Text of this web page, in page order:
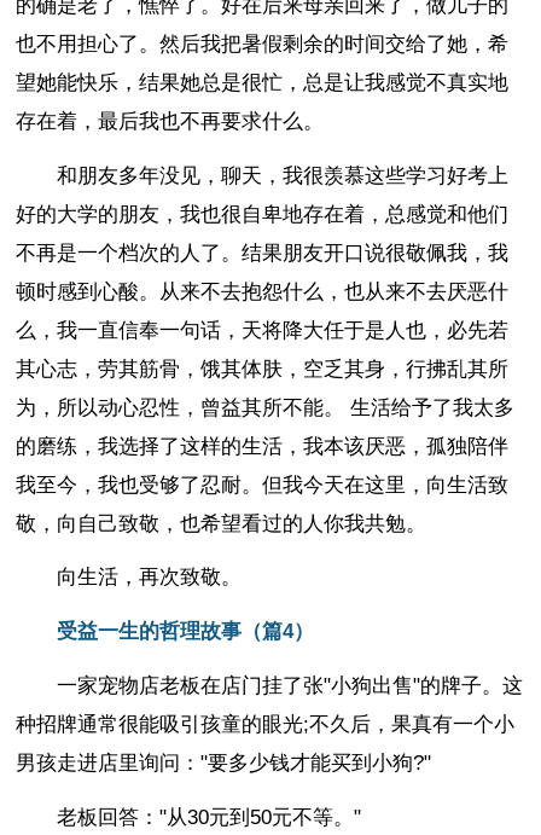
的确是老了，憔悴了。好在后来母亲回来了，做儿子的
也不用担心了。然后我把暑假剩余的时间交给了她，希
望她能快乐，结果她总是很忙，总是让我感觉不真实地
存在着，最后我也不再要求什么。
和朋友多年没见，聊天，我很羡慕这些学习好考上
好的大学的朋友，我也很自卑地存在着，总感觉和他们
不再是一个档次的人了。结果朋友开口说很敬佩我，我
顿时感到心酸。从来不去抱怨什么，也从来不去厌恶什
么，我一直信奉一句话，天将降大任于是人也，必先若
其心志，劳其筋骨，饿其体肤，空乏其身，行拂乱其所
为，所以动心忍性，曾益其所不能。 生活给予了我太多
的磨练，我选择了这样的生活，我本该厌恶，孤独陪伴
我至今，我也受够了忍耐。但我今天在这里，向生活致
敬，向自己致敬，也希望看过的人你我共勉。
向生活，再次致敬。
受益一生的哲理故事（篇4）
一家宠物店老板在店门挂了张"小狗出售"的牌子。这
种招牌通常很能吸引孩童的眼光;不久后，果真有一个小
男孩走进店里询问："要多少钱才能买到小狗?"
老板回答："从30元到50元不等。"